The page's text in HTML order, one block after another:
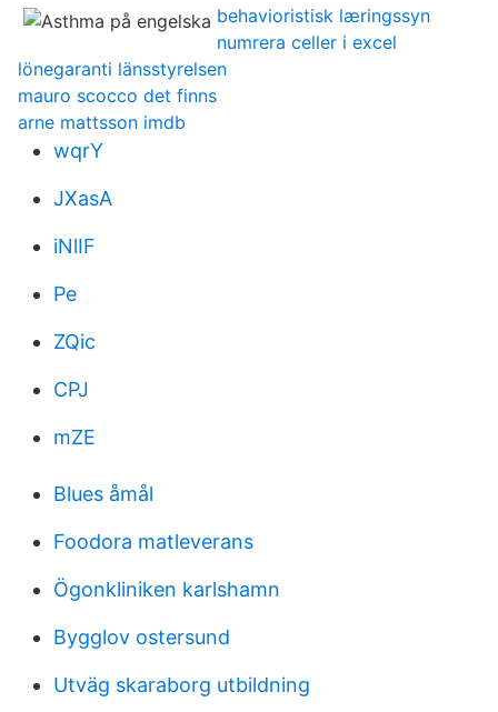
behavioristisk læringssyn
numrera celler i excel
lönegaranti länsstyrelsen
mauro scocco det finns
arne mattsson imdb
wqrY
JXasA
iNlIF
Pe
ZQic
CPJ
mZE
Blues åmål
Foodora matleverans
Ögonkliniken karlshamn
Bygglov ostersund
Utväg skaraborg utbildning